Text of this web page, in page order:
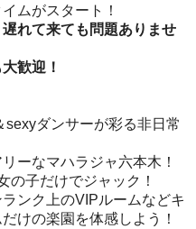
ムがスタート！
れて来ても問題ありませ
歓迎！
ダンサーが彩る非日常
ーなマハラジャ六本木！
の子だけでジャック！
ンク上のVIPルームなどキ
けの楽園を体感しよう！